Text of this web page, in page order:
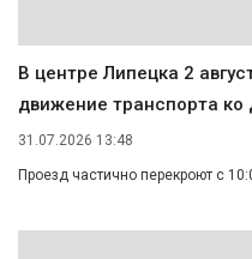
В центре Липецка 2
движение транспорта
31.07.2026 13:48
Проезд частично перекроют с